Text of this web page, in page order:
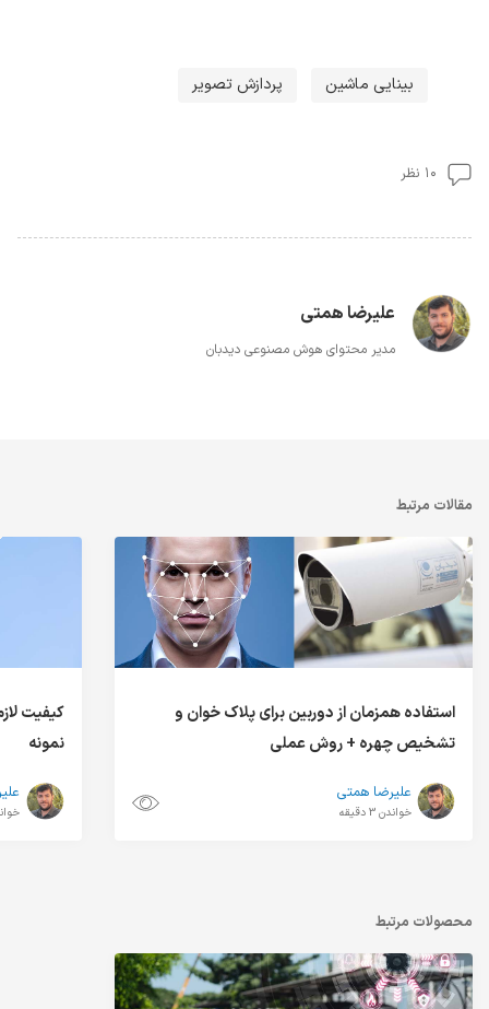
بینایی ماشین پردازش تصویر
۱۰ نظر
علیرضا همتی
مدیر محتوای هوش مصنوعی دیدبان
مقالات مرتبط
استفاده همزمان از دوربین برای پلاک خوان و
تشخیص چهره + روش عملی
علیرضا همتی
خواندن 3 دقیقه
کیفیت
نمونه
خواندن
محصولات مرتبط